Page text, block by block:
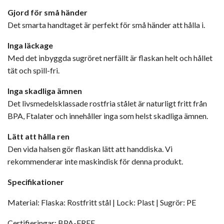
Gjord för små händer
Det smarta handtaget är perfekt för små händer att hålla i.
Inga läckage
Med det inbyggda sugröret nerfällt är flaskan helt och hållet
tät och spill-fri.
Inga skadliga ämnen
Det livsmedelsklassade rostfria stålet är naturligt fritt från
BPA, Ftalater och innehåller inga som helst skadliga ämnen.
Lätt att hålla ren
Den vida halsen gör flaskan lätt att handdiska. Vi
rekommenderar inte maskindisk för denna produkt.
Specifikationer
Material: Flaska: Rostfritt stål | Lock: Plast | Sugrör: PE